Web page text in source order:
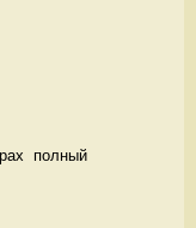
полный